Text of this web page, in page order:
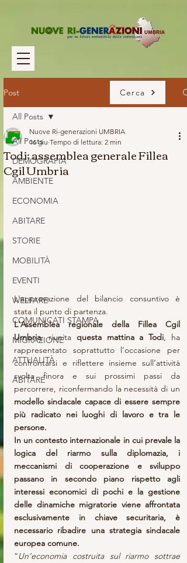
Post
All Posts
DEMOGRAFIA
AMBIENTE
ECONOMIA
ABITARE
STORIE
MOBILITÀ
EVENTI
WELFARE
COMUNICATI STAMPA
MIGRAZIONE
ATTUALITÀ
ABITARE
All Posts
Todi: assemblea generale Fillea
Cgil Umbria
Nuove Ri-generazioni UMBRIA
16 giu Tempo di lettura: 2 min
L'approvazione del bilancio consuntivo è
stata il punto di partenza.
L'Assemblea regionale della Fillea Cgil
Umbria, riunita questa mattina a Todi, ha
rappresentato soprattutto l’occasione per
confrontarsi e riflettere insieme sull’attività
svolta finora e sui prossimi passi da
modello sindacale capace di essere sempre
più radicato nei luoghi di lavoro e tra le
persone.
In un contesto internazionale in cui prevale la
logica del riarmo sulla diplomazia, i
meccanismi di cooperazione e sviluppo
passano in secondo piano rispetto agli
interessi economici di pochi e la gestione
delle dinamiche migratorie viene affrontata
esclusivamente in chiave securitaria, è
necessario ribadire una strategia sindacale
europea comune.
“Un’economia costruita sul riarmo sottrae
Cerca